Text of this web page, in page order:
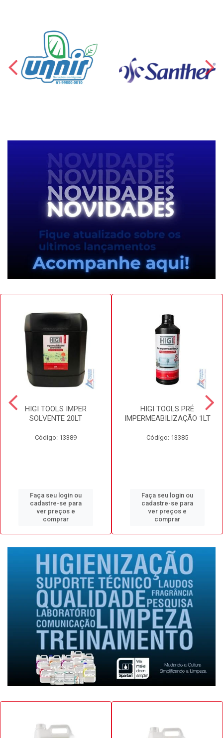
HIGI TOOLS IMPER
SOLVENTE 20LT
Código: 13389
Faça seu login ou
cadastre-se para
ver preços e
comprar
HIGI TOOLS PRÉ
IMPERMEABILIZAÇÃO 1LT
Código: 13385
Faça seu login ou
cadastre-se para
ver preços e
comprar